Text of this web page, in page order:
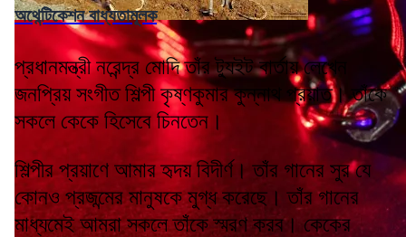
অথেন্টিকেশন বাধ্যতামূলক
প্রধানমন্ত্রী নরেন্দ্র মোদি তাঁর ট্যুইট বার্তায় লেখেন
জনপ্রিয় সংগীত শিল্পী কৃষ্ণকুমার কুন্নাথ প্রয়াত। তাঁকে
সকলে কেকে হিসেবে চিনতেন।
শিল্পীর প্রয়াণে আমার হৃদয় বিদীর্ণ। তাঁর গানের সুর যে
কোনও প্রজন্মের মানুষকে মুগ্ধ করেছে। তাঁর গানের
মাধ্যমেই আমরা সকলে তাঁকে স্মরণ করব। কেকের